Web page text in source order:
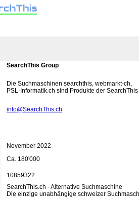
SearchThis Group
Die Suchmaschinen searchthis, webmarkt-ch,
PSL-Informatik.ch sind Produkte der
info@SearchThis.ch
November 2022
Ca. 180'000
10859322
SearchThis.ch - Alternative Suchmaschine
Die einzige unabhängige schweizer